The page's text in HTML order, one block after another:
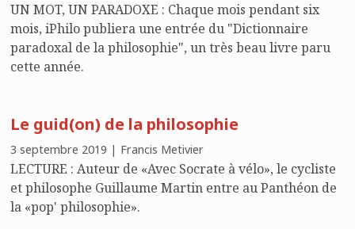
UN MOT, UN PARADOXE : Chaque mois pendant six
mois, iPhilo publiera une entrée du "Dictionnaire
paradoxal de la philosophie", un très beau livre paru
cette année.
Le guid(on) de la philosophie
3 septembre 2019 | Francis Metivier
LECTURE : Auteur de «Avec Socrate à vélo», le cycliste
et philosophe Guillaume Martin entre au Panthéon de
la «pop' philosophie».